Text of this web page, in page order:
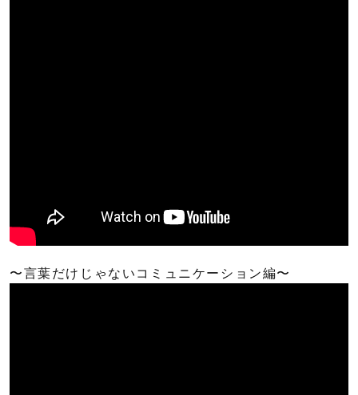
〜言葉だけじゃないコミュニケーション編〜